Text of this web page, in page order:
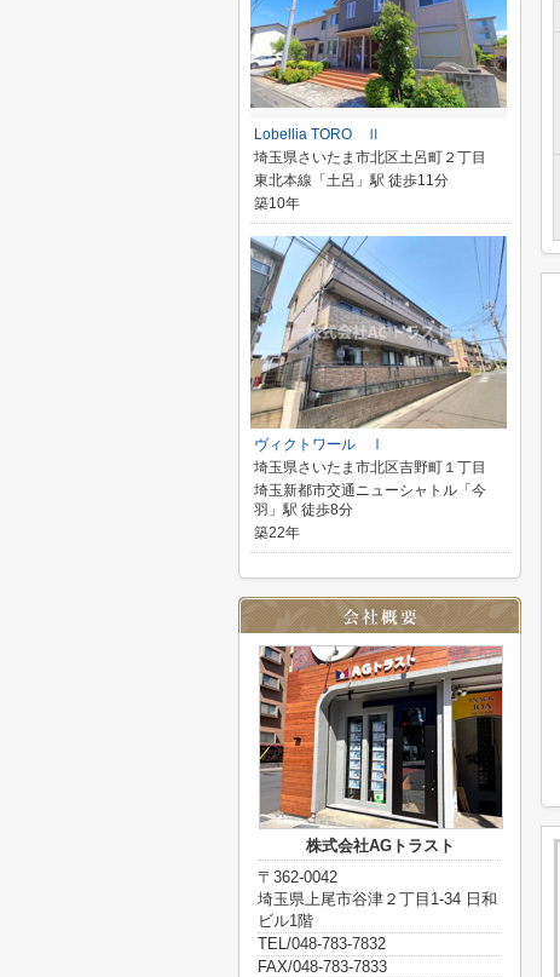
Lobellia TORO Ⅱ
埼玉県さいたま市北区土呂町２丁目
東北本線「土呂」駅 徒歩11分
築10年
ヴィクトワール Ⅰ
埼玉県さいたま市北区吉野町１丁目
埼玉新都市交通ニューシャトル「今
羽」駅 徒歩8分
築22年
株式会社AGトラスト
〒362-0042
埼玉県上尾市谷津２丁目1-34 日和
ビル1階
TEL/048-783-7832
FAX/048-783-7833